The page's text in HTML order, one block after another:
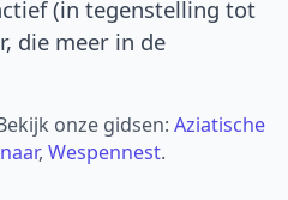
(in tegenstelling tot
die meer in de
onze gidsen:Aziatische
,Wespennest.